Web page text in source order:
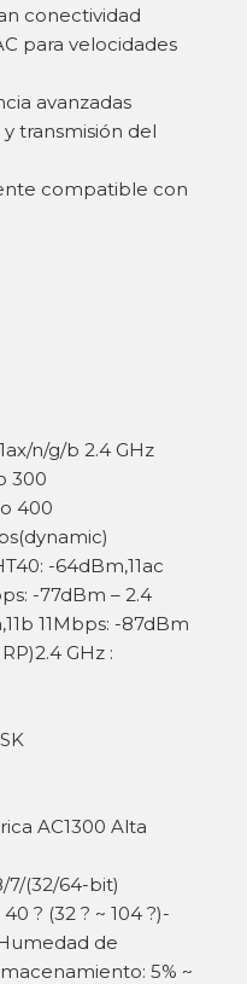
conectividad
para velocidades
avanzadas
transmisión del
compatible con
n/g/b 2.4 GHz
300
400
-64dBm,11ac
-77dBm – 2.4
11Mbps: -87dBm
GHz :
AC1300 Alta
7/(32/64-bit)
? (32 ? ~ 104 ?)-
de
5% ~